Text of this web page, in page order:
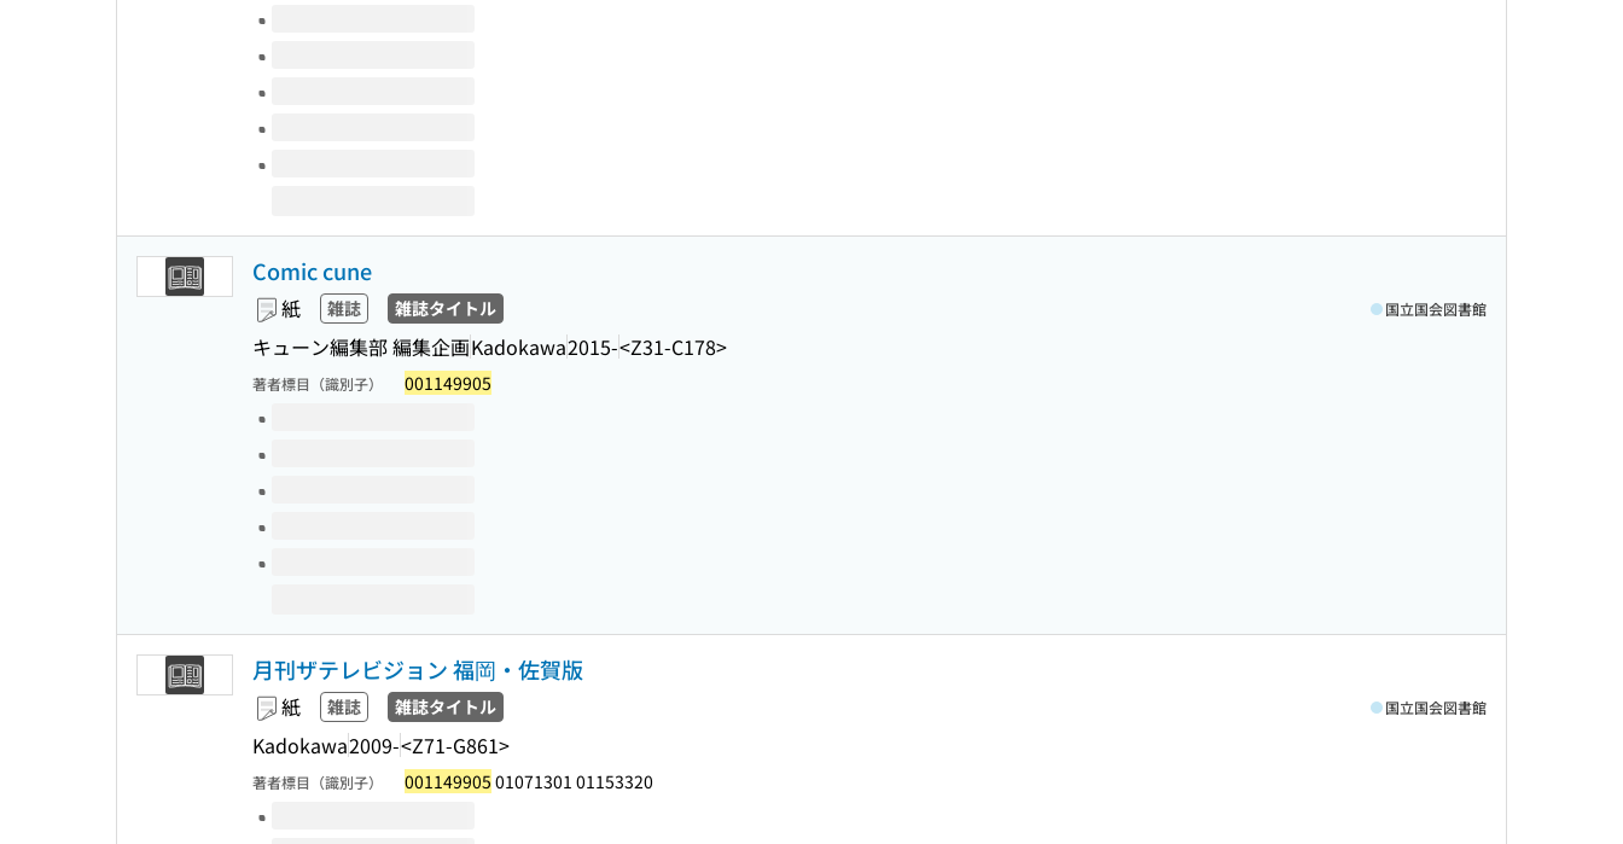
このタイトルの巻号
Comic cune
紙 雑誌 雑誌タイトル
キューン編集部 編集企画Kadokawa2015-<Z31-C178>
国立国会図書館
著者標目（識別子） 001149905
このタイトルの巻号
月刊ザテレビジョン 福岡・佐賀版
紙 雑誌 雑誌タイトル
Kadokawa2009-<Z71-G861>
国立国会図書館
著者標目（識別子） 001149905 01071301 01153320
このタイトルの巻号